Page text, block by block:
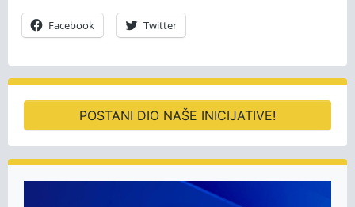
Facebook Twitter
POSTANI DIO NAŠE INICIJATIVE!